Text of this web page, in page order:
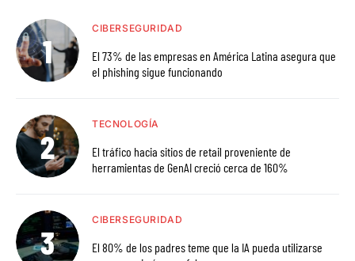
CIBERSEGURIDAD
El 73% de las empresas en América Latina asegura que
el phishing sigue funcionando
TECNOLOGÍA
El tráfico hacia sitios de retail proveniente de
herramientas de GenAI creció cerca de 160%
CIBERSEGURIDAD
El 80% de los padres teme que la IA pueda utilizarse